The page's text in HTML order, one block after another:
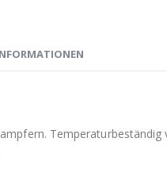
Temperaturbeständig